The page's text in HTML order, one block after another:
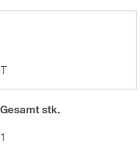
Gesamtstk.
1